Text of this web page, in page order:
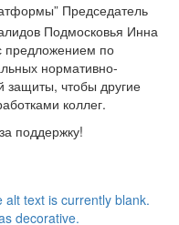
Председатель
Подмосковья Инна
предложением по
нормативно-
защиты, чтобы другие
коллег.
за поддержку!